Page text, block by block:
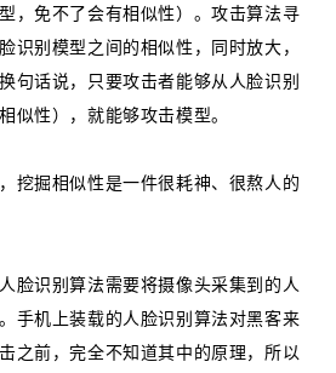
，免不了会有相似性）。攻击算法寻
识别模型之间的相似性，同时放大，
句话说，只要攻击者能够从人脸识别
似性），就能够攻击模型。
挖掘相似性是一件很耗神、很熬人的
脸识别算法需要将摄像头采集到的人
手机上装载的人脸识别算法对黑客来
之前，完全不知道其中的原理，所以